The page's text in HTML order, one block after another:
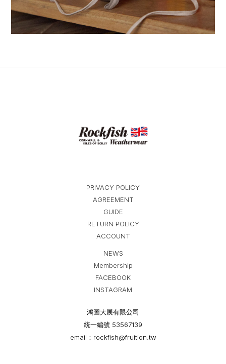
PRIVACY POLICY
AGREEMENT
GUIDE
RETURN POLICY
ACCOUNT
NEWS
Membership
FACEBOOK
INSTAGRAM
鴻圖大展有限公司
統一編號 53567139
email：rockfish@fruition.tw